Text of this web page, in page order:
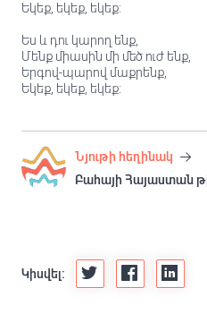
Եկեք, եկեք, եկեք:
Ես և դու կարող ենք,
Մենք միասին մի մեծ ուժ ենք,
Երգով-պարով մաքրենք,
Եկեք, եկեք, եկեք:
Նյութի հեղինակ
Բահայի Հայաստան
Կիսվել: